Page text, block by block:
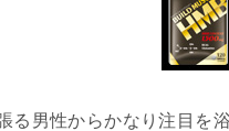
る男性からかなり注目